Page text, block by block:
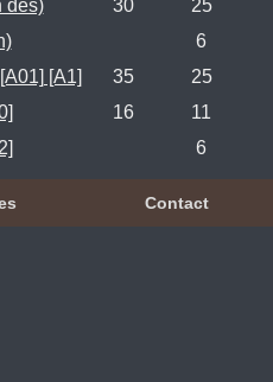
des) 30
25
6
[A1] 35
25
16
11
6
Contact